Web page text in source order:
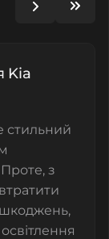
Kia
стильний
з